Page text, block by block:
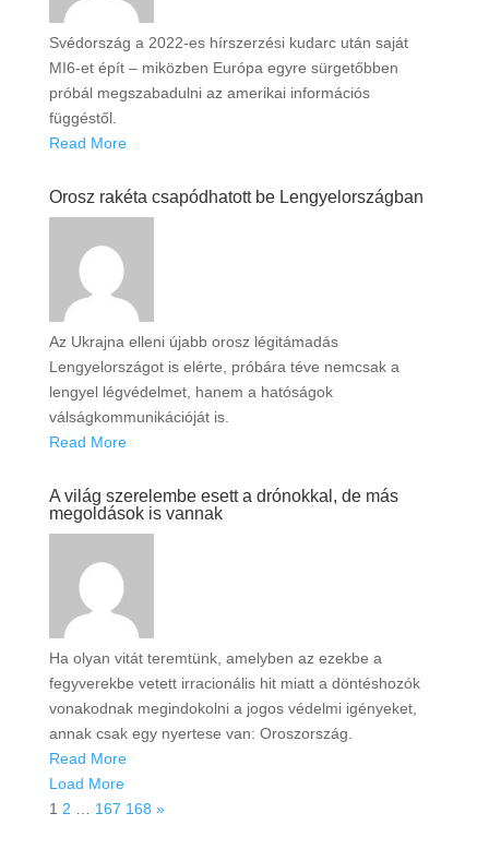
Svédország a 2022-es hírszerzési kudarc után saját
MI6-et épít – miközben Európa egyre sürgetőbben
próbál megszabadulni az amerikai információs
függéstől.
Read More
Orosz rakéta csapódhatott be Lengyelországban
Az Ukrajna elleni újabb orosz légitámadás
Lengyelországot is elérte, próbára téve nemcsak a
lengyel légvédelmet, hanem a hatóságok
válságkommunikációját is.
Read More
A világ szerelembe esett a drónokkal, de más
megoldások is vannak
Ha olyan vitát teremtünk, amelyben az ezekbe a
fegyverekbe vetett irracionális hit miatt a döntéshozók
vonakodnak megindokolni a jogos védelmi igényeket,
annak csak egy nyertese van: Oroszország.
Read More
Load More
1 2 167 168 »